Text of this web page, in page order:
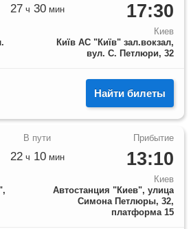
17:30
Киев
Київ АС "Київ" зал.вокзал,
вул. С. Петлюри, 32
27 ч 30мин
Найти билеты
13:10
Киев
Автостанция "Киев", улица
Симона Петлюры, 32,
платформа 15
22ч 10мин